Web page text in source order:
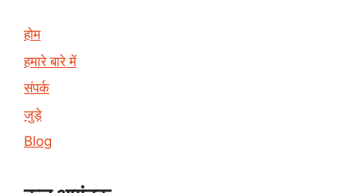
होम
हमारे बारे में
संपर्क
जुड़े
Blog